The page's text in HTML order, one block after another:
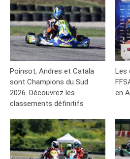
Poinsot, Andres et Catala
sont Champions du Sud
2026. Découvrez les
classements définitifs
Les
en